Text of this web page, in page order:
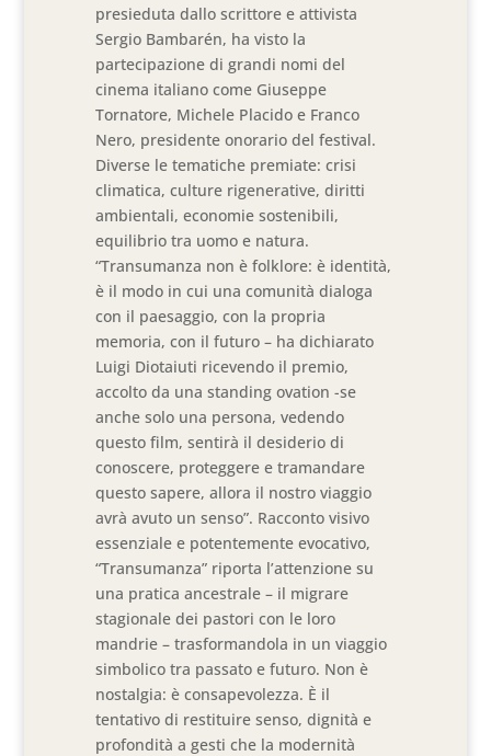
presieduta dallo scrittore e attivista
Sergio Bambarén, ha visto la
partecipazione di grandi nomi del
cinema italiano come Giuseppe
Tornatore, Michele Placido e Franco
Nero, presidente onorario del festival.
Diverse le tematiche premiate: crisi
climatica, culture rigenerative, diritti
ambientali, economie sostenibili,
equilibrio tra uomo e natura.
“Transumanza non è folklore: è identità,
è il modo in cui una comunità dialoga
con il paesaggio, con la propria
memoria, con il futuro – ha dichiarato
Luigi Diotaiuti ricevendo il premio,
accolto da una standing ovation -se
anche solo una persona, vedendo
questo film, sentirà il desiderio di
conoscere, proteggere e tramandare
questo sapere, allora il nostro viaggio
avrà avuto un senso”. Racconto visivo
essenziale e potentemente evocativo,
“Transumanza” riporta l’attenzione su
una pratica ancestrale – il migrare
stagionale dei pastori con le loro
mandrie – trasformandola in un viaggio
simbolico tra passato e futuro. Non è
nostalgia: è consapevolezza. È il
tentativo di restituire senso, dignità e
profondità a gesti che la modernità